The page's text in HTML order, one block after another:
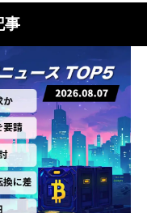
事